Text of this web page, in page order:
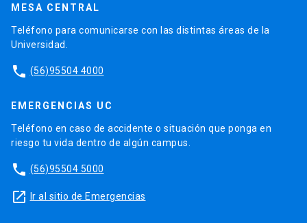
MESA CENTRAL
Teléfono para comunicarse con las distintas áreas de la
Universidad.
phone (56)95504 4000
EMERGENCIAS UC
Teléfono en caso de accidente o situación que ponga en
riesgo tu vida dentro de algún campus.
phone (56)95504 5000
launch Ir al sitio de Emergencias